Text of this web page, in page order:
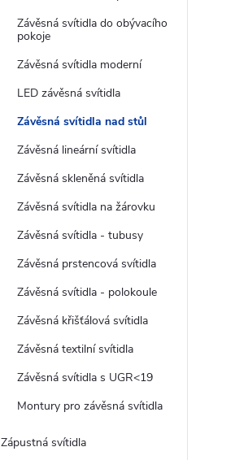
Závěsná svítidla do obývacího
pokoje
Závěsná svítidla moderní
LED závěsná svítidla
Závěsná svítidla nad stůl
Závěsná lineární svítidla
Závěsná skleněná svítidla
Závěsná svítidla na žárovku
Závěsná svítidla - tubusy
Závěsná prstencová svítidla
Závěsná svítidla - polokoule
Závěsná křišťálová svítidla
Závěsná textilní svítidla
Závěsná svítidla s UGR<19
Montury pro závěsná svítidla
Zápustná svítidla